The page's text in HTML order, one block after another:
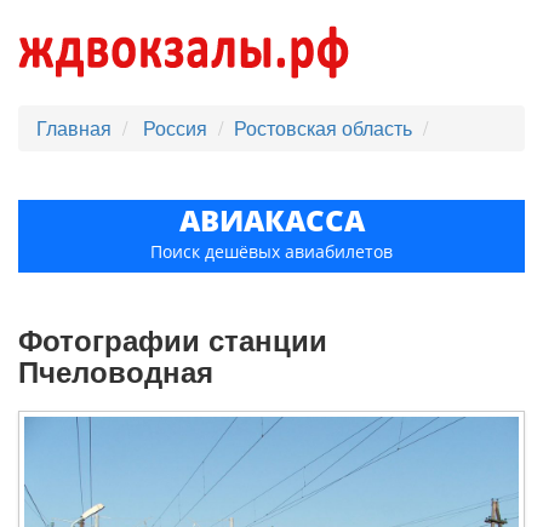
Главная Россия Ростовская область
АВИАКАССА
Поиск дешёвых авиабилетов
Фотографии станции
Пчеловодная